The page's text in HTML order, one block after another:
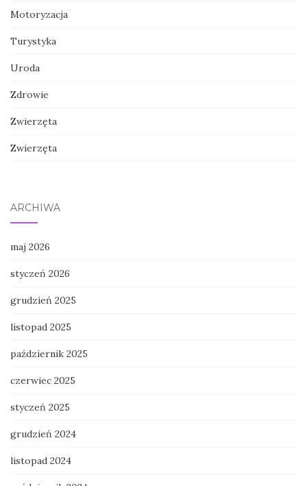
Motoryzacja
Turystyka
Uroda
Zdrowie
Zwierzęta
Zwierzęta
ARCHIWA
maj 2026
styczeń 2026
grudzień 2025
listopad 2025
październik 2025
czerwiec 2025
styczeń 2025
grudzień 2024
listopad 2024